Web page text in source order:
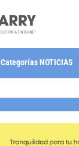
Categorías NOTICIAS